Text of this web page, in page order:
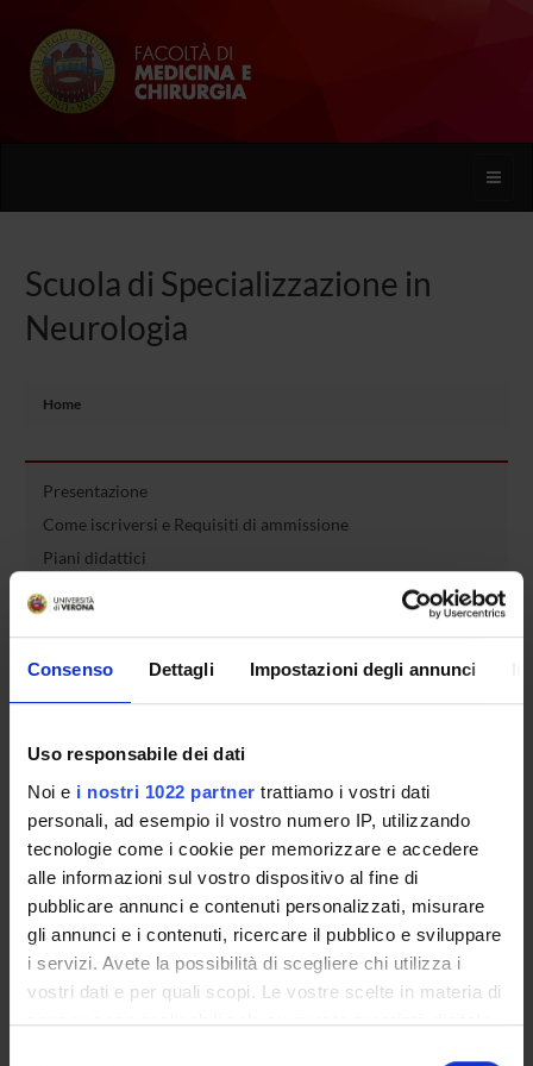
Consenso Dettagli Impostazioni degli annunci
Uso responsabile dei dati
Noi e i nostri 1022 partner trattiamo i vostri dati
personali, ad esempio il vostro numero IP, utilizzando
tecnologie come i cookie per memorizzare e accedere
alle informazioni sul vostro dispositivo al fine di
pubblicare annunci e contenuti personalizzati, misurare
gli annunci e i contenuti, ricercare il pubblico e sviluppare
i servizi. Avete la possibilità di scegliere chi utilizza i
vostri dati e per quali scopi. Le vostre scelte in materia di
privacy sono applicabili solo su questa proprietà digitale
Toggle
Scuola di Specializzazione in
Neurologia
Home
Presentazione
Come iscriversi e Requisiti di ammissione
Piani didattici
Insegnamenti
Servizio Studenti Internazionali
OFFERTA FORMATIVA
SEMESTRE FILTRO
CORSI DI LAUREA